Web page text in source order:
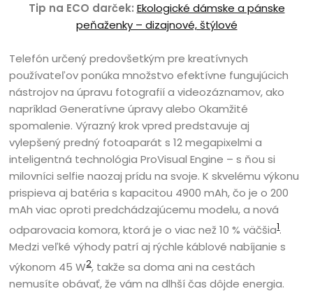
Tip na ECO darček: Ekologické dámske a pánske
peňaženky – dizajnové, štýlové
Telefón určený predovšetkým pre kreatívnych
používateľov ponúka množstvo efektívne fungujúcich
nástrojov na úpravu fotografií a videozáznamov, ako
napríklad Generatívne úpravy alebo Okamžité
spomalenie. Výrazný krok vpred predstavuje aj
vylepšený predný fotoaparát s 12 megapixelmi a
inteligentná technológia ProVisual Engine – s ňou si
milovníci selfie naozaj prídu na svoje. K skvelému výkonu
prispieva aj batéria s kapacitou 4900 mAh, čo je o 200
mAh viac oproti predchádzajúcemu modelu, a nová
odparovacia komora, ktorá je o viac než 10 % väčšia1.
Medzi veľké výhody patrí aj rýchle káblové nabíjanie s
výkonom 45 W2, takže sa doma ani na cestách
nemusíte obávať, že vám na dlhší čas dôjde energia.